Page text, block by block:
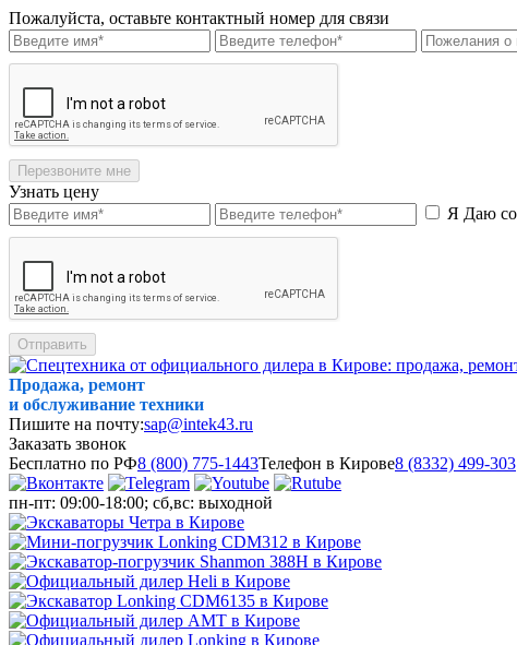
Пожалуйста, оставьте контактный номер для связи
Перезвоните мне
Узнать цену
Я Даю
Отправить
Продажа, ремонт
и обслуживание техники
Пишите на почту:sap@intek43.ru
Заказать звонок
Бесплатно по РФ8 (800) 775-1443Телефон в Кирове8 (8332) 499-303
пн-пт: 09:00-18:00; сб,вс: выходной